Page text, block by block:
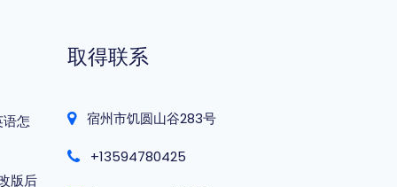
怎
版后
取得联系
宿州市饥圆山谷283号
+13594780425